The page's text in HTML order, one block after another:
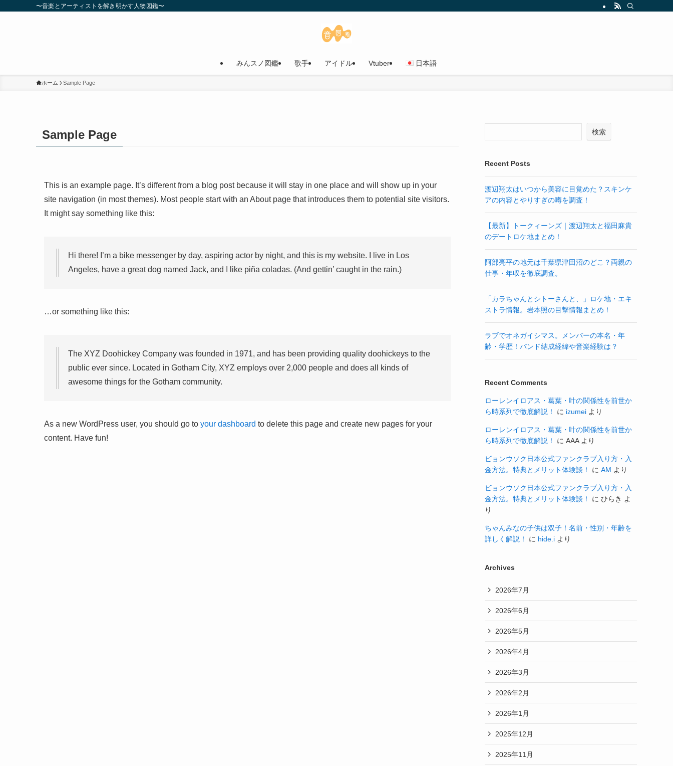
〜音楽とアーティストを解き明かす人物図鑑〜
みんスノ図鑑 歌手 アイドル Vtuber 日本語
ホーム Sample Page
Sample Page
This is an example page. It’s different from a blog post because it will stay in one place and will show up in your
site navigation (in most themes). Most people start with an About page that introduces them to potential site visitors.
It might say something like this:
Hi there! I’m a bike messenger by day, aspiring actor by night, and this is my website. I live in Los
Angeles, have a great dog named Jack, and I like piña coladas. (And gettin’ caught in the rain.)
…or something like this:
The XYZ Doohickey Company was founded in 1971, and has been providing quality doohickeys to the
public ever since. Located in Gotham City, XYZ employs over 2,000 people and does all kinds of
awesome things for the Gotham community.
As a new WordPress user, you should go to your dashboard to delete this page and create new pages for your
content. Have fun!
検索
Recent Posts
渡辺翔太はいつから美容に目覚めた？スキンケ
アの内容とやりすぎの噂を調査！
【最新】トークィーンズ｜渡辺翔太と福田麻貴
のデートロケ地まとめ！
阿部亮平の地元は千葉県津田沼のどこ？両親の
仕事・年収を徹底調査。
「カラちゃんとシトーさんと、」ロケ地・エキ
ストラ情報。岩本照の目撃情報まとめ！
ラブでオネガイシマス。メンバーの本名・年
齢・学歴！バンド結成経緯や音楽経験は？
Recent Comments
ローレンイロアス・葛葉・叶の関係性を前世か
ら時系列で徹底解説！
に izumei より
ローレンイロアス・葛葉・叶の関係性を前世か
ら時系列で徹底解説！
に AAAより
ビョンウソク日本公式ファンクラブ入り方・入
金方法。特典とメリット体験談！
に AM より
ビョンウソク日本公式ファンクラブ入り方・入
金方法。特典とメリット体験談！
に ひらき よ
り
ちゃんみなの子供は双子！名前・性別・年齢を
詳しく解説！
に hide.i より
Archives
2026年7月
2026年6月
2026年5月
2026年4月
2026年3月
2026年2月
2026年1月
2025年12月
2025年11月